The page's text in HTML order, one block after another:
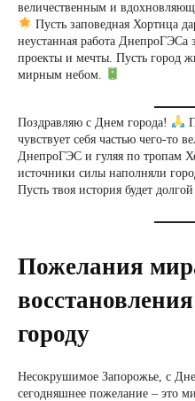
величественным и
Пусть заповедная Хортица
неустанная работа ДнепроГЭСа
проекты и мечты. Пусть город
мирным небом.
Поздравляю с Днем города!
чувствует себя частью чего-то
ДнепроГЭС и гуляя по тропам
источники силы наполняли
Пусть твоя история будет
Пожелания
городу
Несокрушимое Запорожье, с
сегодняшнее пожелание – это